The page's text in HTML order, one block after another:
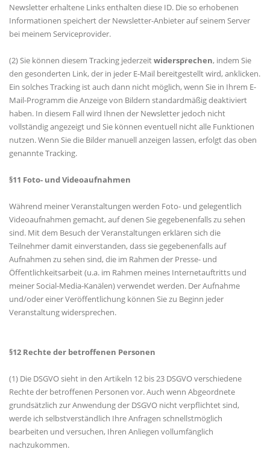
Newsletter erhaltene Links enthalten diese ID. Die so erhobenen
Informationen speichert der Newsletter-Anbieter auf seinem Server
bei meinem Serviceprovider.
(2) Sie können diesem Tracking jederzeitwidersprechen, indem Sie
den gesonderten Link, der in jeder E-Mail bereitgestellt wird, anklicken.
Ein solches Tracking ist auch dann nicht möglich, wenn Sie in Ihrem E-
Mail-Programm die Anzeige von Bildern standardmäßig deaktiviert
haben. In diesem Fall wird Ihnen der Newsletter jedoch nicht
vollständig angezeigt und Sie können eventuell nicht alle Funktionen
nutzen. Wenn Sie die Bilder manuell anzeigen lassen, erfolgt das oben
genannte Tracking.
§11 Foto- und Videoaufnahmen
Während meiner Veranstaltungen werden Foto- und gelegentlich
Videoaufnahmen gemacht, auf denen Sie gegebenenfalls zu sehen
sind. Mit dem Besuch der Veranstaltungen erklären sich die
Teilnehmer damit einverstanden, dass sie gegebenenfalls auf
Aufnahmen zu sehen sind, die im Rahmen der Presse- und
Öffentlichkeitsarbeit (u.a. im Rahmen meines Internetauftritts und
meiner Social-Media-Kanälen) verwendet werden. Der Aufnahme
und/oder einer Veröffentlichung können Sie zu Beginn jeder
Veranstaltung widersprechen.
§12 Rechte der betroffenen Personen
(1) Die DSGVO sieht in den Artikeln 12 bis 23 DSGVO verschiedene
Rechte der betroffenen Personen vor. Auch wenn Abgeordnete
grundsätzlich zur Anwendung der DSGVO nicht verpflichtet sind,
werde ich selbstverständlich Ihre Anfragen schnellstmöglich
bearbeiten und versuchen, Ihren Anliegen vollumfänglich
nachzukommen.